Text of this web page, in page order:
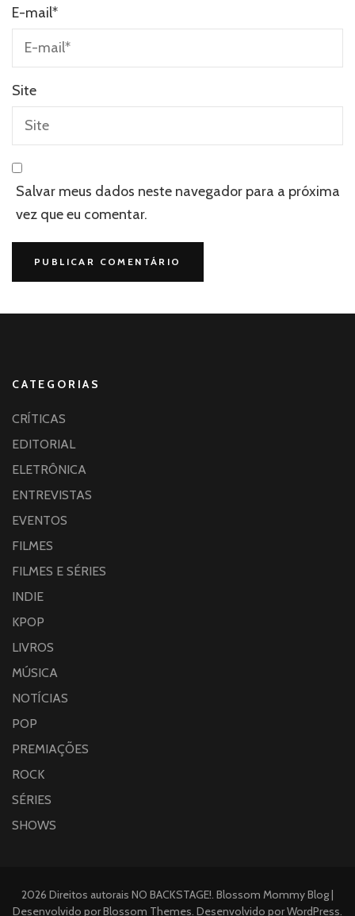
E-mail*
Site
Salvar meus dados neste navegador para a próxima
vez que eu comentar.
CATEGORIAS
CRÍTICAS
EDITORIAL
ELETRÔNICA
ENTREVISTAS
EVENTOS
FILMES
FILMES E SÉRIES
INDIE
KPOP
LIVROS
MÚSICA
NOTÍCIAS
POP
PREMIAÇÕES
ROCK
SÉRIES
SHOWS
2026 Direitos autorais NO BACKSTAGE!. Blossom Mommy Blog |
Desenvolvido porBlossom Themes. Desenvolvido porWordPress.